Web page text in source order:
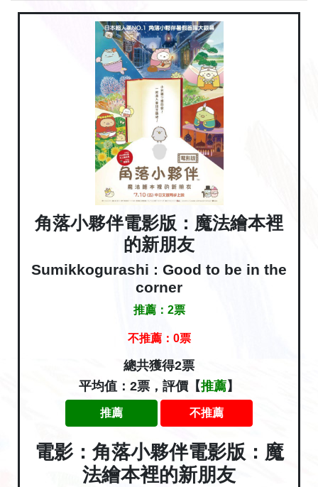
角落小夥伴電影版：魔法繪本裡
的新朋友
Sumikkogurashi : Good to be in the
corner
推薦： 2票
不推薦： 0票
總共獲得2票
平均值：2票，評價【推薦】
推薦 不推薦
電影：角落小夥伴電影版：魔
法繪本裡的新朋友